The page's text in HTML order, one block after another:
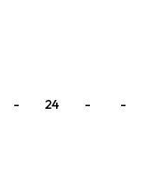
- 24 - -